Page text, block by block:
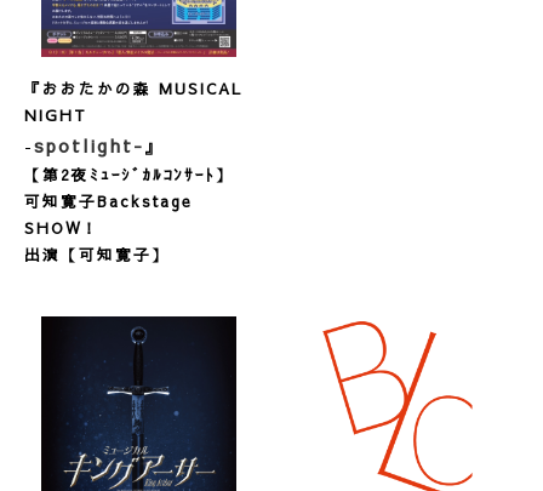
『おおたかの森 MUSICAL
NIGHT
-spotlight-』
【第2夜ﾐｭｰｼﾞｶﾙｺﾝｻｰﾄ】
可知寛子Backstage
SHOW！
出演【可知寛子】